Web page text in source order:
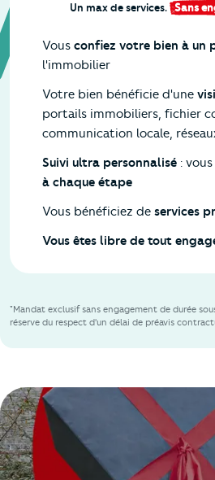
Un max de services. Sans
Vous confiez votre bien à un
l'immobilier
Votre bien bénéficie d'une
portails immobiliers, fichier
communication locale,
Suivi ultra personnalisé :
à chaque étape
Vous bénéficiez de services
Vous êtes libre de tout
*Mandat exclusif sans engagement de durée
réserve du respect d'un délai de préavis